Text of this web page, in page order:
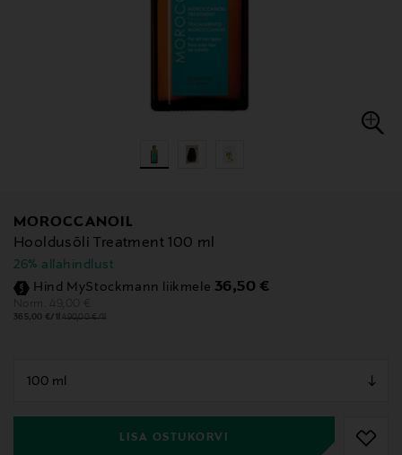
MOROCCANOIL
Hooldusõli Treatment 100 ml
26% allahindlust
Hind MyStockmann liikmele Discounted Price
36,50 €
Norm. Original Price
49,00 €
365,00 €/1l490,00 €/1l
LISA OSTUKORVI
null